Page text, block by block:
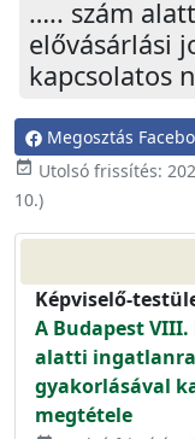
….. szám
elővásárlási
kapcsolatos
Megosztás
event_available Utolsó frissítés:
10.)
Képviselő-
A Budapest
alatti
gyakorlásával
megtétele